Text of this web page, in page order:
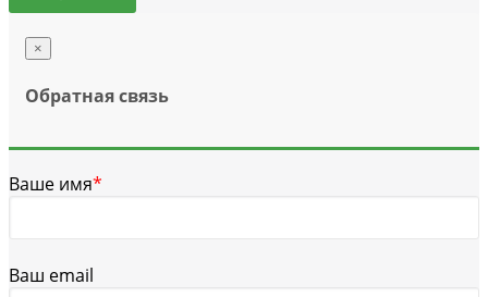
×
Обратная связь
Ваше имя*
Ваш email